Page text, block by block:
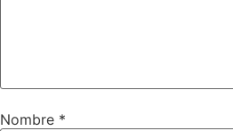
Nombre *